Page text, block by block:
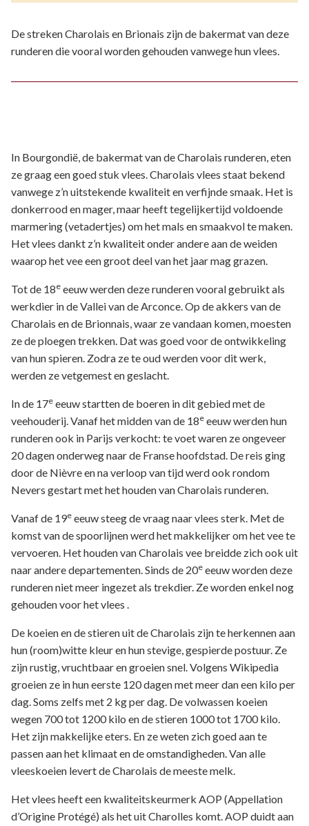
De streken Charolais en Brionais zijn de bakermat van deze
runderen die vooral worden gehouden vanwege hun vlees.
In Bourgondië, de bakermat van de Charolais runderen, eten
ze graag een goed stuk vlees. Charolais vlees staat bekend
vanwege z’n uitstekende kwaliteit en verfijnde smaak. Het is
donkerrood en mager, maar heeft tegelijkertijd voldoende
marmering (vetadertjes) om het mals en smaakvol te maken.
Het vlees dankt z’n kwaliteit onder andere aan de weiden
waarop het vee een groot deel van het jaar mag grazen.
Tot de 18e eeuw werden deze runderen vooral gebruikt als
werkdier in de Vallei van de Arconce. Op de akkers van de
Charolais en de Brionnais, waar ze vandaan komen, moesten
ze de ploegen trekken. Dat was goed voor de ontwikkeling
van hun spieren. Zodra ze te oud werden voor dit werk,
werden ze vetgemest en geslacht.
In de 17e eeuw startten de boeren in dit gebied met de
veehouderij. Vanaf het midden van de 18e eeuw werden hun
runderen ook in Parijs verkocht: te voet waren ze ongeveer
20 dagen onderweg naar de Franse hoofdstad. De reis ging
door de Nièvre en na verloop van tijd werd ook rondom
Nevers gestart met het houden van Charolais runderen.
Vanaf de 19e eeuw steeg de vraag naar vlees sterk. Met de
komst van de spoorlijnen werd het makkelijker om het vee te
vervoeren. Het houden van Charolais vee breidde zich ook uit
naar andere departementen. Sinds de 20e eeuw worden deze
runderen niet meer ingezet als trekdier. Ze worden enkel nog
gehouden voor het vlees .
De koeien en de stieren uit de Charolais zijn te herkennen aan
hun (room)witte kleur en hun stevige, gespierde postuur. Ze
zijn rustig, vruchtbaar en groeien snel. Volgens Wikipedia
groeien ze in hun eerste 120 dagen met meer dan een kilo per
dag. Soms zelfs met 2 kg per dag. De volwassen koeien
wegen 700 tot 1200 kilo en de stieren 1000 tot 1700 kilo.
Het zijn makkelijke eters. En ze weten zich goed aan te
passen aan het klimaat en de omstandigheden. Van alle
vleeskoeien levert de Charolais de meeste melk.
Het vlees heeft een kwaliteitskeurmerk AOP (Appellation
d’Origine Protégé) als het uit Charolles komt. AOP duidt aan